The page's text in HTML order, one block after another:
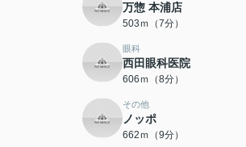
万惣 本浦店
503ｍ（7分）
眼科
西田眼科医院
606ｍ（8分）
その他
ノッポ
662ｍ（9分）